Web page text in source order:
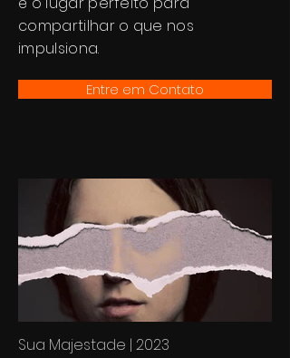
compartilhar o que nos
impulsiona.
Entre em Contato
Sua Majestade | 2023